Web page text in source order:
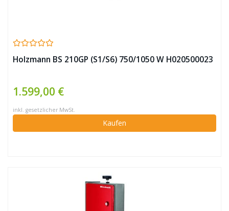
Holzmann BS 210GP (S1/S6) 750/1050 W H020500023
1.599,00 €
inkl. gesetzlicher MwSt.
Kaufen